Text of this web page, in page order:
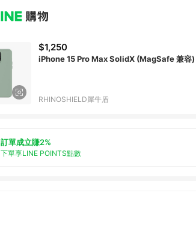
$1,250
iPhone 15 Pro Max SolidX (MagSafe 兼容)
RHINOSHIELD犀牛盾
訂單成立賺2%
下單享LINE POINTS點數